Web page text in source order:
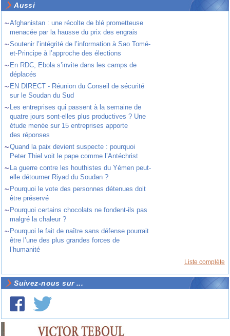
Aussi
~Afghanistan : une récolte de blé prometteuse
menacée par la hausse du prix des engrais
~Soutenir l’intégrité de l’information à Sao Tomé-
et-Principe à l’approche des élections
~ En RDC, Ebola s’invite dans les camps de
déplacés
~ EN DIRECT - Réunion du Conseil de sécurité
sur le Soudan du Sud
~ Les entreprises qui passent à la semaine de
quatre jours sont-elles plus productives ? Une
étude menée sur 15 entreprises apporte
des réponses
~Quand la paix devient suspecte : pourquoi
Peter Thiel voit le pape comme l’Antéchrist
~ La guerre contre les houthistes du Yémen peut-
elle détourner Riyad du Soudan ?
~ Pourquoi le vote des personnes détenues doit
être préservé
~ Pourquoi certains chocolats ne fondent-ils pas
malgré la chaleur ?
~ Pourquoi le fait de naître sans défense pourrait
être l’une des plus grandes forces de
l’humanité
Liste complète
Suivez-nous sur ...